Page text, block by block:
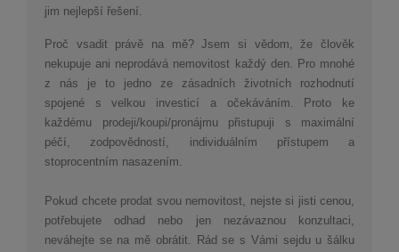
jim nejlepší řešení.
Proč vsadit právě na mě? Jsem si vědom, že člověk
nekupuje ani neprodává nemovitost každý den. Pro mnohé
z nás je to jedno ze zásadních životních rozhodnutí
spojené s velkou investicí a očekáváním. Proto ke
každému prodeji/koupi/pronájmu přistupuji s maximální
péčí, zodpovědností, individuálním přístupem a
stoprocentním nasazením.
Pokud chcete prodat svou nemovitost, nejste si jisti cenou,
potřebujete odhad nebo jen nezávaznou konzultaci,
neváhejte se na mě obrátit. Rád se s Vámi sejdu u šálku